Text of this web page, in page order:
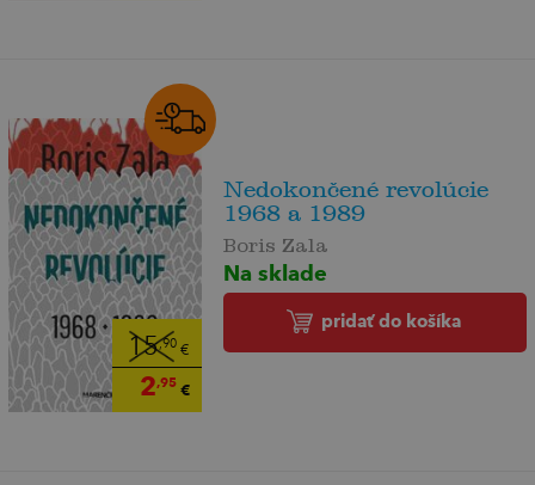
15,90€
2,95€
Nedokončené revolúcie
1968 a 1989
Boris Zala
Na sklade
pridať do košíka